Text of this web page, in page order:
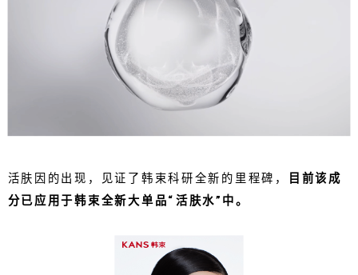
活肤因的出现，见证了韩束科研全新的里程碑，
目前该成
分已应用于韩束全新大单品“活肤水”中。